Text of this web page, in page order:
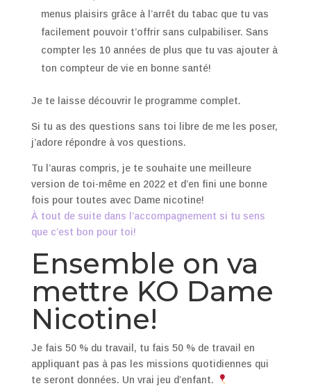
menus plaisirs grâce à l’arrêt du tabac que tu vas
facilement pouvoir t’offrir sans culpabiliser. Sans
compter les 10 années de plus que tu vas ajouter à
ton compteur de vie en bonne santé!
Je te laisse découvrir le programme complet.
Si tu as des questions sans toi libre de me les poser,
j’adore répondre à vos questions.
Tu l’auras compris, je te souhaite une meilleure
version de toi-même en 2022 et d’en fini une bonne
fois pour toutes avec Dame nicotine!
À tout de suite dans l’accompagnement si tu sens
que c’est bon pour toi!
Ensemble on va
mettre KO Dame
Nicotine!
Je fais 50 % du travail, tu fais 50 % de travail en
appliquant pas à pas les missions quotidiennes qui
te seront données. Un vrai jeu d’enfant.